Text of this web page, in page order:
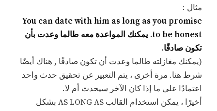
مثال :
You can date with him as long as you promise
to be honest. يمكنك المواعدة معه طالما وعدت بأن
تكون صادقًا.
(يمكنك مغازلته طالما وعدت أن تكون صادقًا , هناك أيضًا
شرط هنا. مرة أخرى ، يتم التعبير عن تحقيق حدث واحد
اعتمادًا على ما إذا كان الآخر سيحدث أم لا.
أخيرًا ، يمكن استخدام القالب AS LONG AS بشكل